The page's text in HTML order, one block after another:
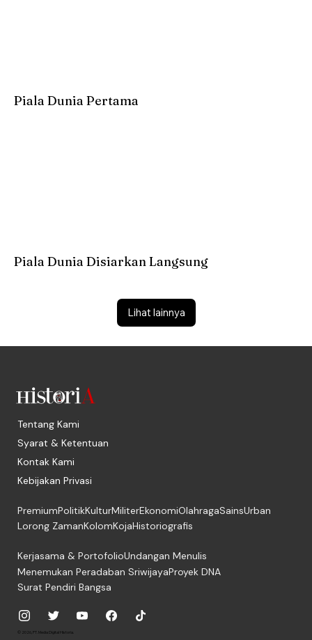
Lihat lainnya
Piala Dunia Pertama
Piala Dunia Disiarkan Langsung
Tentang Kami
Syarat & Ketentuan
Kontak Kami
Kebijakan Privasi
PremiumPolitikKulturMiliterEkonomiOlahragaSainsUrban
Lorong ZamanKolomKojaHistoriografis
Kerjasama & PortofolioUndangan Menulis
Menemukan Peradaban SriwijayaProyek DNA
Surat Pendiri Bangsa
© 2026, PT. Media Digital Historia.